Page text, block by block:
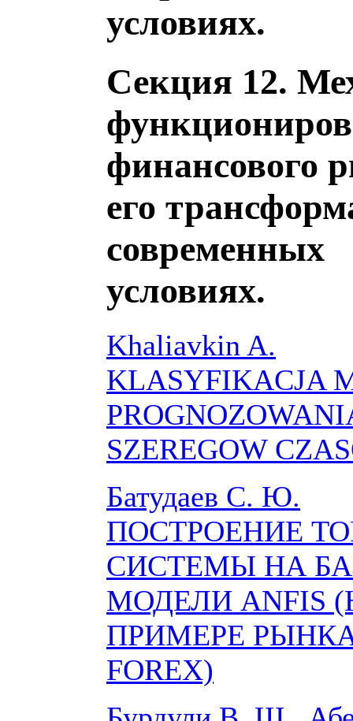
условиях.
Секция 12.
финансового
его
современных
условиях.
Khaliavkin A.
KLASYFIKACJA
SZEREGOW
Батудаев С. Ю.
ПОСТРОЕНИЕ
СИСТЕМЫ НА
МОДЕЛИ ANFIS
ПРИМЕРЕ
FOREX)